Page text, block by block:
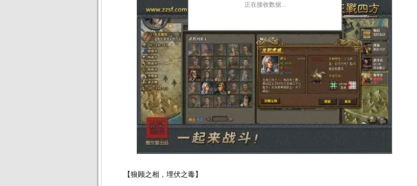
【狼顾之相，埋伏之毒】
正在接收数据...